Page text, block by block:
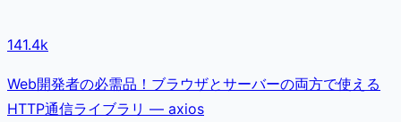
141.4k
Web開発者の必需品！ブラウザとサーバーの両方で使える
HTTP通信ライブラリ — axios